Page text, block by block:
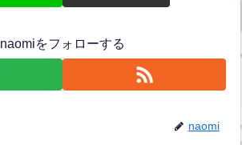
naomiをフォローする
naomi